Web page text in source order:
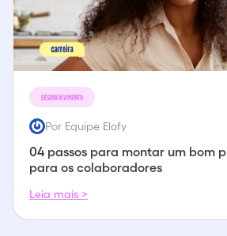
DESENVOLVIMENTO
Por Equipe Elofy
04 passos para montar um bom
para os colaboradores
Leia mais >